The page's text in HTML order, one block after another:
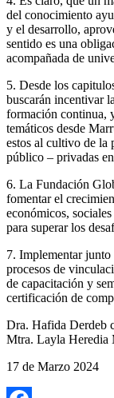
del conocimiento
y el desarrollo,
sentido es una
acompañada de
5. Desde los
buscarán incentivar
formación continua,
temáticos desde
estos al cultivo de la
público – privadas
6. La Fundación
fomentar el
económicos,
para superar los
7. Implementar junto
procesos de
de capacitación y
certificación de
Dra. Hafida Derdeb
Mtra. Layla Heredia
17 de Marzo 2024